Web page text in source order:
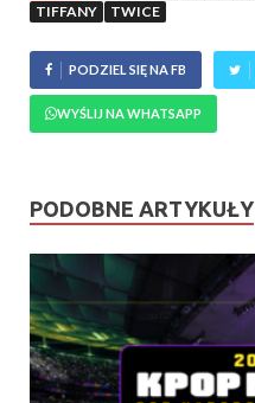
TIFFANY
TWICE
PODZIEL SIĘ NA FB
WYŚLIJ NA WHATSAPP
PODOBNE ARTYKUŁY